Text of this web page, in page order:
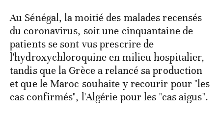
Au Sénégal, la moitié des malades recensés
du coronavirus, soit une cinquantaine de
patients se sont vus prescrire de
l'hydroxychloroquine en milieu hospitalier,
tandis que la Grèce a relancé sa production
et que le Maroc souhaite y recourir pour "les
cas confirmés", l'Algérie pour les "cas aigus".